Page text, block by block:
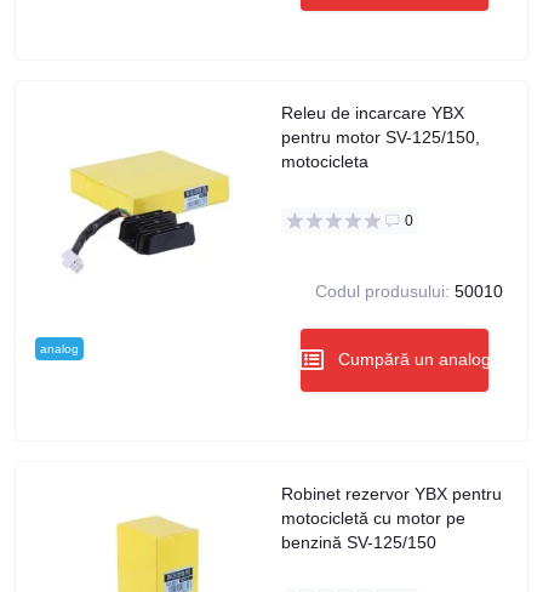
analog
Releu de incarcare YBX
pentru motor SV-125/150,
motocicleta
0
Codul produsului: 50010
Cumpără un analog
Robinet rezervor YBX pentru
motocicletă cu motor pe
benzină SV-125/150